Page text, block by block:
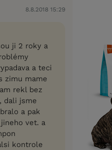
8.8.2018 15:29
ji 2 roky a
a teci
zimu mame
rekl bez
dali jsme
a pak
vet. a
kontrole